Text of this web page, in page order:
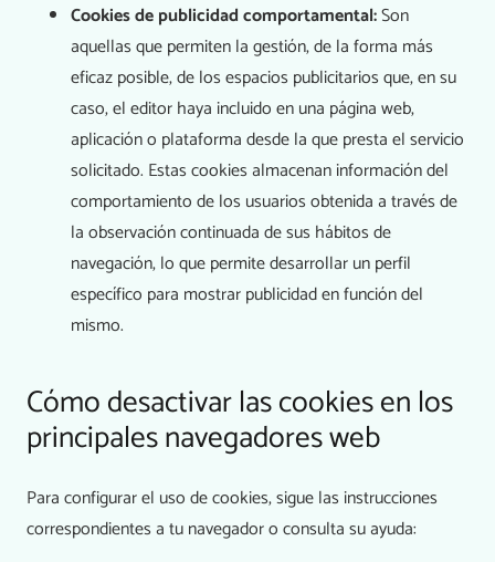
Cookies de publicidad comportamental:Son
aquellas que permiten la gestión, de la forma más
eficaz posible, de los espacios publicitarios que, en su
caso, el editor haya incluido en una página web,
aplicación o plataforma desde la que presta el servicio
solicitado. Estas cookies almacenan información del
comportamiento de los usuarios obtenida a través de
la observación continuada de sus hábitos de
navegación, lo que permite desarrollar un perfil
específico para mostrar publicidad en función del
mismo.
Cómo desactivar las cookies en los
principales navegadores web
Para configurar el uso de cookies, sigue las instrucciones
correspondientes a tu navegador o consulta su ayuda: